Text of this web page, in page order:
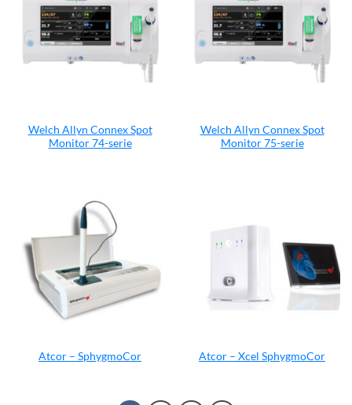
Welch Allyn Connex Spot
Monitor 74-serie
Welch Allyn Connex Spot
Monitor 75-serie
Atcor – SphygmoCor Atcor – Xcel SphygmoCor